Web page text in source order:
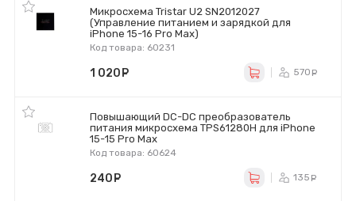
Микросхема Tristar U2 SN2012027
(Управление питанием и зарядкой для
iPhone 15-16 Pro Max)
Код товара: 60231
1 020 570
Повышающий DC-DC преобразователь
питания микросхема TPS61280H для iPhone
15-15 Pro Max
Код товара: 60624
240 135